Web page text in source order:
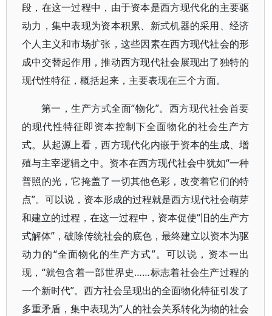
段，在这一过程中，由于资本是西方现代化的主要驱
动力，集中表现为资本积累、新式机器的采用、经济
个人主义和市场扩张，这些因素在西方现代社会的形
成中交替起作用，推动西方现代社会展现出了独特的
现代性特征，概括起来，主要表现在三个方面。
第一，生产方式全面“物化”。西方现代社会首要
的现代性特征即资本控制下全面物化的社会生产方
式。从起源上看，西方现代化内嵌于资本的生成、增
殖与主宰逻辑之中。资本在西方现代社会中犹如“一种
普照的光，它掩盖了一切其他色彩，改变着它们的特
点”。可以说，资本形成的过程就是西方现代社会萌芽
和建立的过程，在这一过程中，资本促使“旧的生产方
式解体”，破除传统社会的底色，最终建立以资本为驱
动力的“全面物化的生产方式”。可以说，资本一出
现，“就包含着一部世界史……标志着社会生产过程的
一个新时代”。西方社会呈现出的全面物化特征引发了
多重矛盾，集中表现为“人的社会关系转化为物的社会